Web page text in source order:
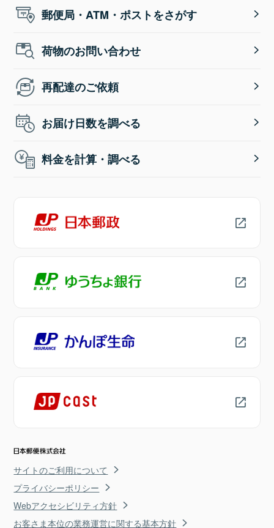
郵便局・ATM・ポストをさがす
荷物のお問い合わせ
再配達のご依頼
お届け日数を調べる
料金を計算・調べる
サイトのご利用について
プライバシーポリシー
Webアクセシビリティ方針
お客さま本位の業務運営に関する基本方針